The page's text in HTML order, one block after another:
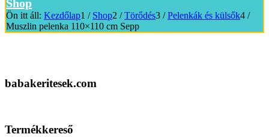
Shop
Ön itt áll: Kezdőlap1 / Shop2 / Törődés3 / Pelenkák és külsők4 /
Muszlin pelenka 110×110 cm Sepp
babakeritesek.com
Termékkereső